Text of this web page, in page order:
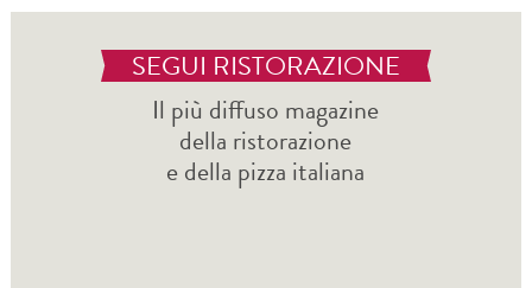
SEGUI RISTORAZIONE
Il più diffuso magazine
della ristorazione
e della pizza italiana